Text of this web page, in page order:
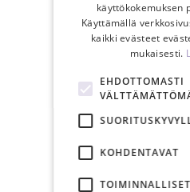
SINUN
Ilmainen
käyttökokemuksen
Käyttämällä
kaikki evästeet
mukaisesti.
EHDOTTOMASTI
KOHDENTAVAT
TOIMINNALLISET